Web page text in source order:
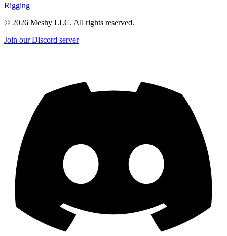
Rigging
© 2026 Meshy LLC. All rights reserved.
Join our Discord server